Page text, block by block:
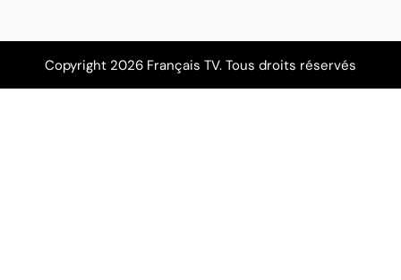
Copyright 2026 Français TV. Tous droits réservés